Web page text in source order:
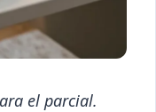
el parcial.